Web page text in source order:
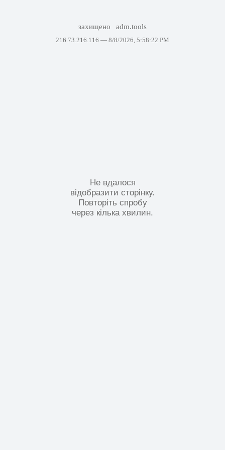
захищено adm.tools
216.73.216.116 — 8/8/2026, 5:58:22 PM
Не вдалося
відобразити сторінку.
Повторіть спробу
через кілька хвилин.